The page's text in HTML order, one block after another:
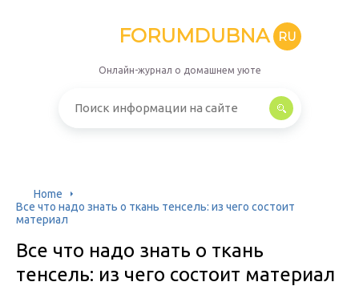
FORUMDUBNA RU
Онлайн-журнал о домашнем уюте
Home
Все что надо знать о ткань тенсель: из чего состоит
материал
Все что надо знать о ткань
тенсель: из чего состоит материал